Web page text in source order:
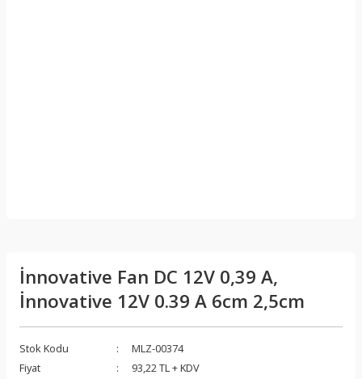
İnnovative Fan DC 12V 0,39 A,
İnnovative 12V 0.39 A 6cm 2,5cm
Stok Kodu
MLZ-00374
Fiyat
93,22 TL + KDV